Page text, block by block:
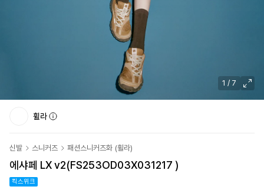
1 / 7
휠라
신발 스니커즈 패션스니커즈화 (휠라)
에샤페 LX v2(FS253OD03X031217 )
킥스위크